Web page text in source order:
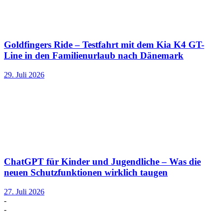
Goldfingers Ride – Testfahrt mit dem Kia K4 GT-
Line in den Familienurlaub nach Dänemark
29. Juli 2026
ChatGPT für Kinder und Jugendliche – Was die
neuen Schutzfunktionen wirklich taugen
27. Juli 2026
-
-